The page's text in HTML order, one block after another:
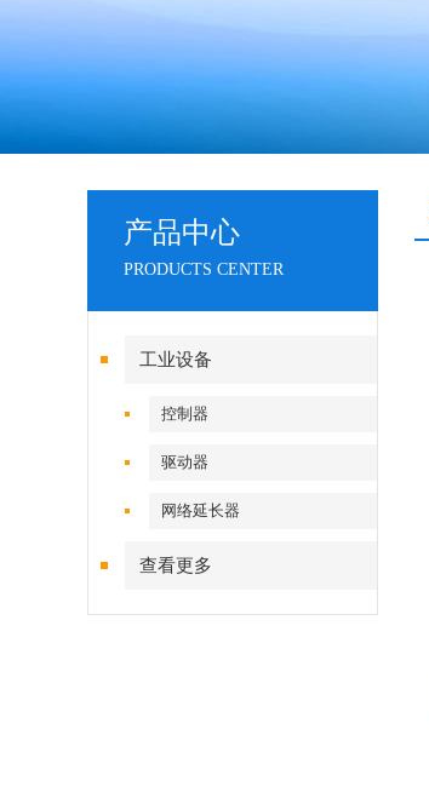
产品中心
PRODUCTS CENTER
工业设备
控制器
驱动器
网络延长器
查看更多